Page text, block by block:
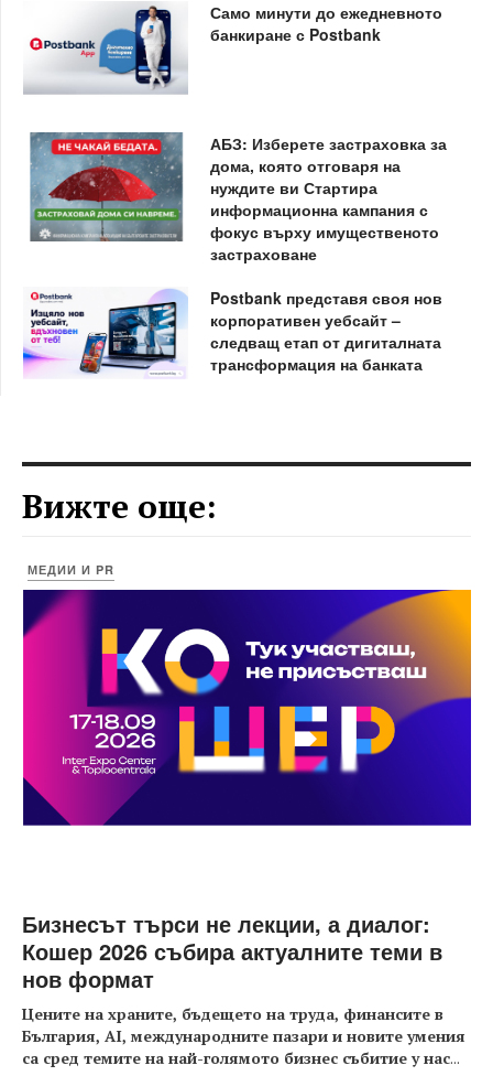
Само минути до ежедневното
банкиране с Postbank
АБЗ: Изберете застраховка за
дома, която отговаря на
нуждите ви Стартира
информационна кампания с
фокус върху имущественото
застраховане
Postbank представя своя нов
корпоративен уебсайт –
следващ етап от дигиталната
трансформация на банката
Вижте още:
МЕДИИ И PR
Бизнесът търси не лекции, а диалог:
Кошер 2026 събира актуалните теми в
нов формат
Цените на храните, бъдещето на труда, финансите в
България, AI, международните пазари и новите умения
са сред темите на най-голямото бизнес събитие у нас...